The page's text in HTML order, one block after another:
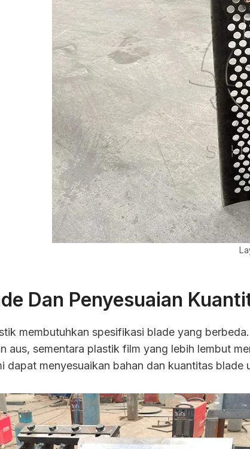
Dan Penyesuaian
membutuhkan spesifikasi blade yang
aus, sementara plastik film yang lebih lembut
dapat menyesuaikan bahan dan kuantitas